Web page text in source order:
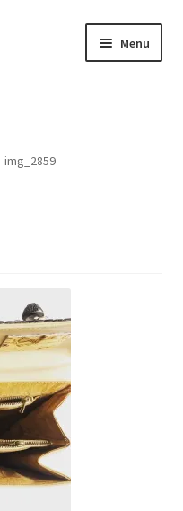
Menu
img_2859